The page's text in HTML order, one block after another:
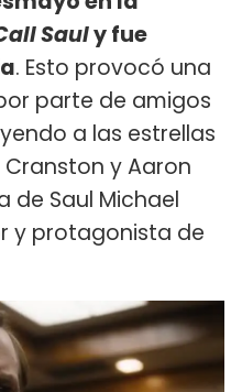
Sauly fue
. Esto provocó una
parte de amigos
a las estrellas
Cranston y Aaron
de Saul Michael
y protagonista de